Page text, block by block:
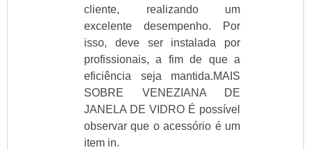
cirúrgico
Brise-soleil de PVC
Janela dupla para
centro cirúrgico em
sp
Comprar janela
centro cirúrgico
Empresa de janela
centro cirúrgico
Preço do brises de
cliente, realizando um
excelente desempenho. Por
isso, deve ser instalada por
profissionais, a fim de que a
eficiência seja mantida.MAIS
SOBRE VENEZIANA DE
JANELA DE VIDRO É possível
observar que o acessório é um
item in.